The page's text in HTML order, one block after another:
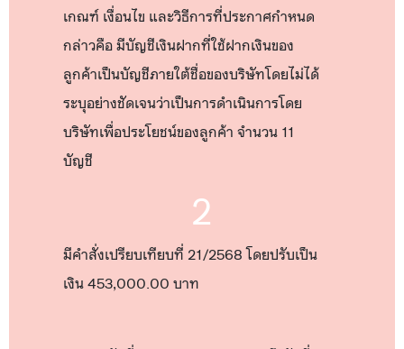
เกณฑ์ เงื่อนไข และวิธีการที่ประกาศกำหนด
กล่าวคือ มีบัญชีเงินฝากที่ใช้ฝากเงินของ
ลูกค้าเป็นบัญชีภายใต้ชื่อของบริษัทโดยไม่ได้
ระบุอย่างชัดเจนว่าเป็นการดำเนินการโดย
บริษัทเพื่อประโยชน์ของลูกค้า จำนวน 11
บัญชี
2
มีคำสั่งเปรียบเทียบที่ 21/2568 โดยปรับเป็น
เงิน 453,000.00 บาท